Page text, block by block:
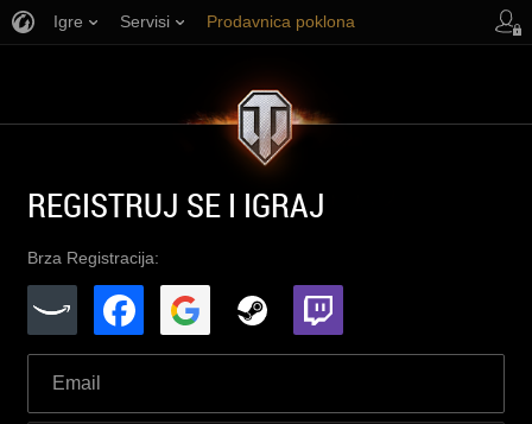
Igre Servisi Prodavnica poklona
REGISTRUJ SE I IGRAJ
Brza Registracija: